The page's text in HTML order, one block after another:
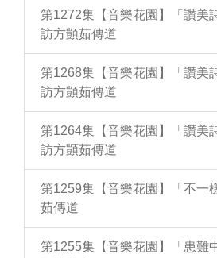
第1272集【音樂花園】「讚美
訪方顗茹傳道
第1268集【音樂花園】「讚美
訪方顗茹傳道
第1264集【音樂花園】「讚美
訪方顗茹傳道
第1259集【音樂花園】「不一
茹傳道
第1255集【音樂花園】「患難